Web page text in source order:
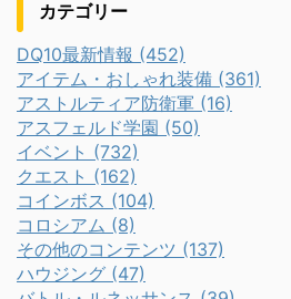
カテゴリー
DQ10最新情報 (452)
アイテム・おしゃれ装備 (361)
アストルティア防衛軍 (16)
アスフェルド学園 (50)
イベント (732)
クエスト (162)
コインボス (104)
コロシアム (8)
その他のコンテンツ (137)
ハウジング (47)